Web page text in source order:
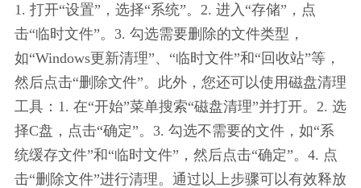
1. 打开“设置”，选择“系统”。2. 进入“存储”，点
击“临时文件”。3. 勾选需要删除的文件类型，
如“Windows更新清理”、“临时文件”和“回收站”等，
然后点击“删除文件”。此外，您还可以使用磁盘清理
工具：1. 在“开始”菜单搜索“磁盘清理”并打开。2. 选
择C盘，点击“确定”。3. 勾选不需要的文件，如“系
统缓存文件”和“临时文件”，然后点击“确定”。4. 点
击“删除文件”进行清理。通过以上步骤可以有效释放